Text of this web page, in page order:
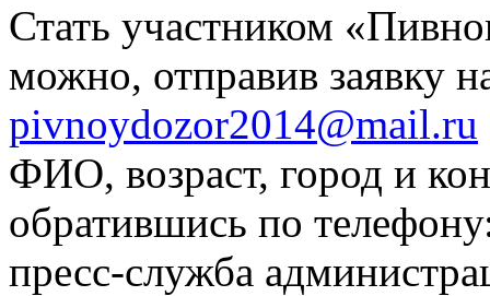
Стать участником
можно, отправив заявку
pivnoydozor2014@mail.ru
ФИО, возраст, город и
обратившись по
пресс-служба